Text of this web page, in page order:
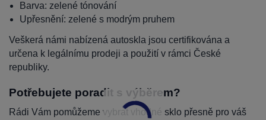
Barva: zelené tónování
Upřesnění: zelené s modrým pruhem
Veškerá námi nabízená autoskla jsou certifikována a
určena k legálnímu prodeji a použití v rámci České
republiky.
Potřebujete poradit s výběrem?
Rádi Vám pomůžeme vybrat vhodné sklo přesně pro váš